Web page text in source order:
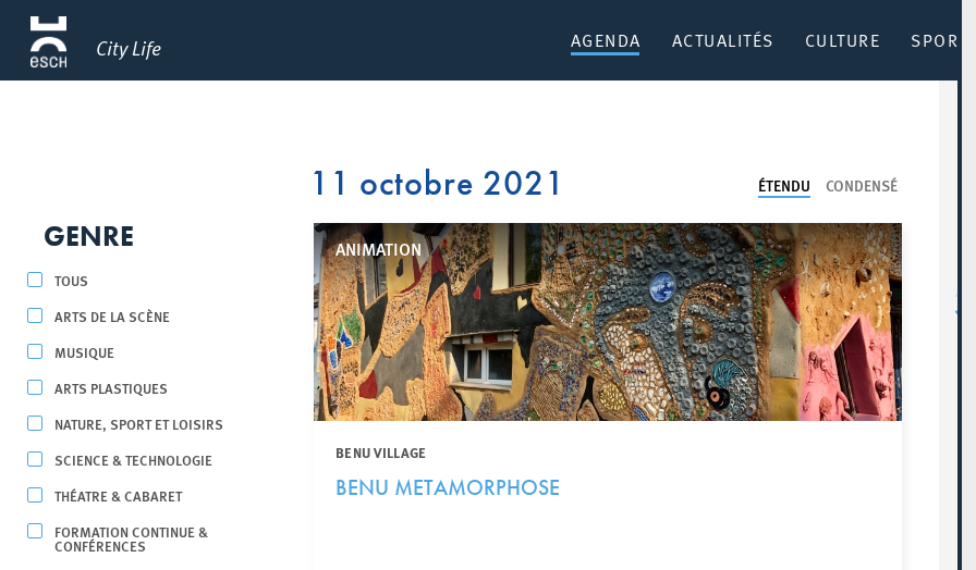
City Life AGENDA ACTUALITÉS CULTURE SPORT
GENRE
TOUS
ARTS DE LA SCÈNE
MUSIQUE
ARTS PLASTIQUES
NATURE, SPORT ET LOISIRS
SCIENCE & TECHNOLOGIE
THÉATRE & CABARET
FORMATION CONTINUE &
CONFÉRENCES
ÉTENDU CONDENSÉ
11 octobre 2021
ANIMATION
BENU VILLAGE
BENU METAMORPHOSE